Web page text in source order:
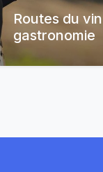
Routes du
gastronomie